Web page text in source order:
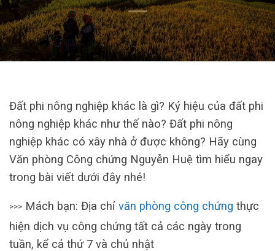
Đất phi nông nghiệp khác là gì? Ký hiệu của đất phi
nông nghiệp khác như thế nào? Đất phi nông
nghiệp khác có xây nhà ở được không? Hãy cùng
Văn phòng Công chứng Nguyễn Huệ tìm hiểu ngay
trong bài viết dưới đây nhé!
>>> Mách bạn: Địa chỉ văn phòng công chứng thực
hiện dịch vụ công chứng tất cả các ngày trong
tuần, kể cả thứ 7 và chủ nhật